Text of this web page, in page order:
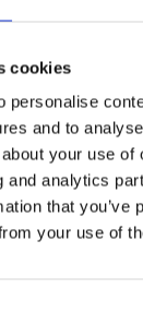
cookies
personalise
and to
your use of
and analytics
that you’ve
your use of
vody a prvý
ktoré v